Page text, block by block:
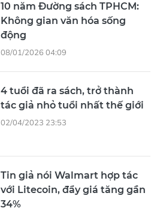
10 năm Đường sách TPHCM:
Không gian văn hóa sống
động
08/01/2026 04:09
4 tuổi đã ra sách, trở thành
tác giả nhỏ tuổi nhất thế giới
02/04/2023 23:53
Tin giả nói Walmart hợp tác
với Litecoin, đẩy giá tăng gần
34%